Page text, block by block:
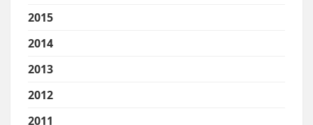
2015
2014
2013
2012
2011